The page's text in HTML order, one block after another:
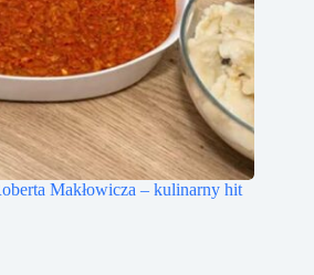
Makłowicza – kulinarny hit